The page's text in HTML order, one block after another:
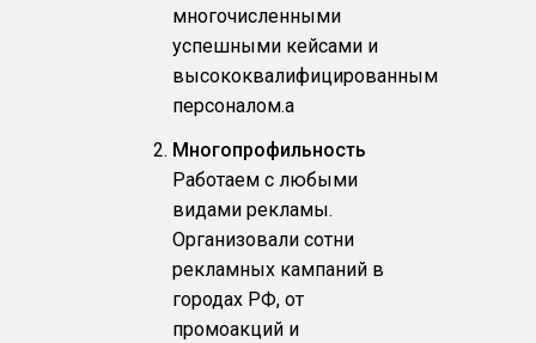
многочисленными
успешными кейсами и
высококвалифицированным
персоналом.a
Многопрофильность
Работаем с любыми
видами рекламы.
Организовали сотни
рекламных кампаний в
городах РФ, от
промоакций и